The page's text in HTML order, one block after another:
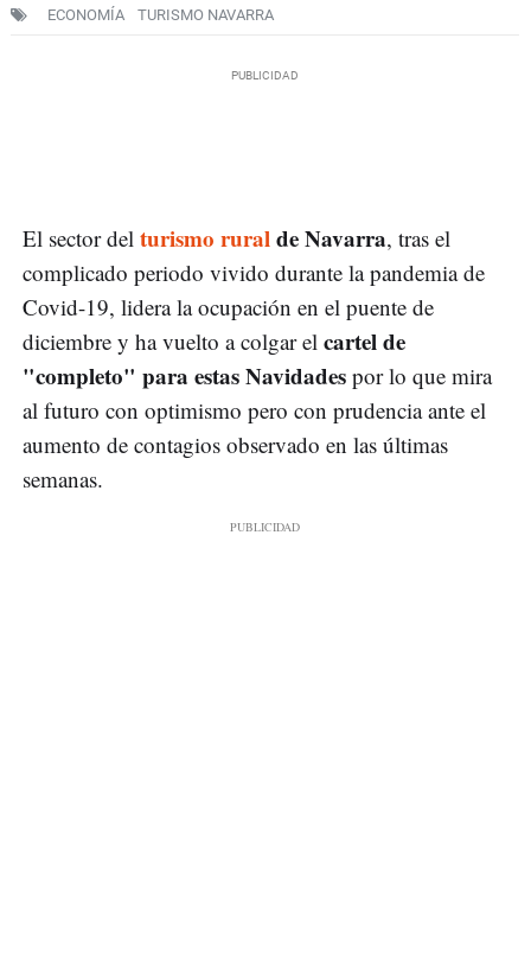
ECONOMÍA TURISMO NAVARRA
El sector del turismo ruralde Navarra, tras el
complicado periodo vivido durante la pandemia de
Covid-19, lidera la ocupación en el puente de
diciembre y ha vuelto a colgar el cartel de
"completo" para estas Navidades por lo que mira
al futuro con optimismo pero con prudencia ante el
aumento de contagios observado en las últimas
semanas.